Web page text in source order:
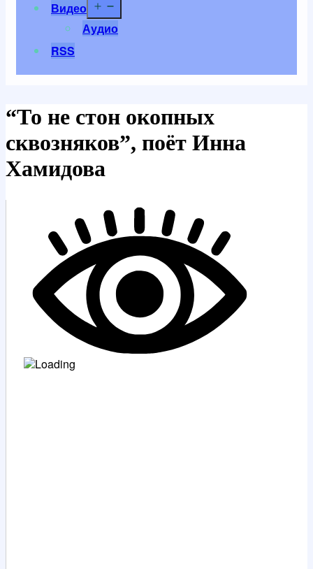
Видео
Аудио
RSS
“То не стон окопных
сквозняков”, поёт Инна
Хамидова